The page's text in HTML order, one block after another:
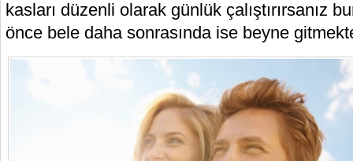
kasları düzenli olarak günlük çalıştırırsanız
önce bele daha sonrasında ise beyne